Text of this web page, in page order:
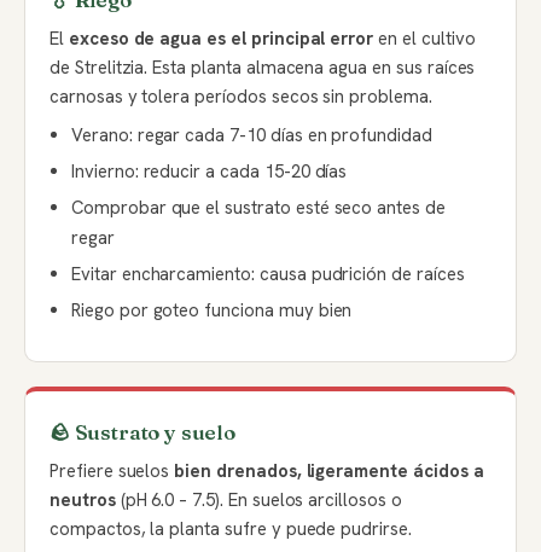
El exceso de agua es el principal error en el cultivo
de Strelitzia. Esta planta almacena agua en sus raíces
carnosas y tolera períodos secos sin problema.
Verano: regar cada 7-10 días en profundidad
Invierno: reducir a cada 15-20 días
Comprobar que el sustrato esté seco antes de
regar
Evitar encharcamiento: causa pudrición de raíces
Riego por goteo funciona muy bien
🪨 Sustrato y suelo
Prefiere suelos bien drenados, ligeramente ácidos a
neutros(pH 6.0 – 7.5). En suelos arcillosos o
compactos, la planta sufre y puede pudrirse.